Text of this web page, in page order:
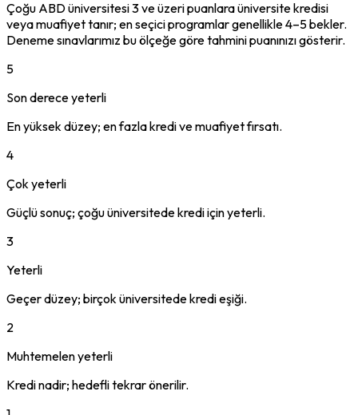
Çoğu ABD üniversitesi 3 ve üzeri puanlara üniversite kredisi
veya muafiyet tanır; en seçici programlar genellikle 4–5 bekler.
Deneme sınavlarımız bu ölçeğe göre tahmini puanınızı gösterir.
5
Son derece yeterli
En yüksek düzey; en fazla kredi ve muafiyet fırsatı.
4
Çok yeterli
Güçlü sonuç; çoğu üniversitede kredi için yeterli.
3
Yeterli
Geçer düzey; birçok üniversitede kredi eşiği.
2
Muhtemelen yeterli
Kredi nadir; hedefli tekrar önerilir.